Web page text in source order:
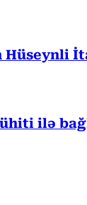
Hüseynli
ilə